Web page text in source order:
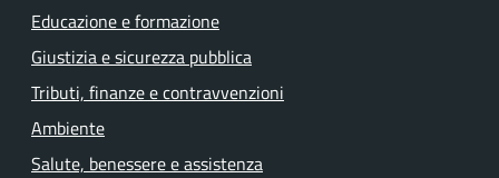
Educazione e formazione
Giustizia e sicurezza pubblica
Tributi, finanze e contravvenzioni
Ambiente
Salute, benessere e assistenza